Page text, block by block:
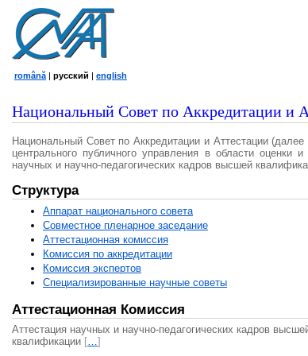
română | русский | english
Национальный Совет по Аккредитации и
Национальный Совет по Аккредитации и Аттестации
центрального публичного управления в области оценки
научных и научно-педагогических кадров высшей
Структура
Аппарат национального совета
Совместное пленарное заседание
Аттестационная комисcия
Комиссия по аккредитации
Комиссия экспертов
Специализированные научные советы
Аттестационная Комиссия
Аттестация научных и научно-педагогических кадров
квалификации […]